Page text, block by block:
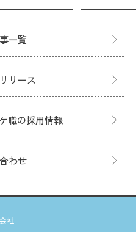
一覧
リース
職の採用情報
わせ
社